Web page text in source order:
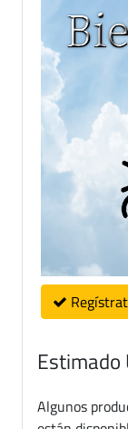
Estimado
Algunos